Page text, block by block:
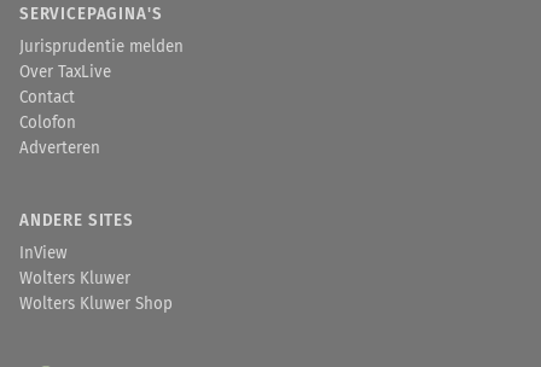
SERVICEPAGINA'S
Jurisprudentie melden
Over TaxLive
Contact
Colofon
Adverteren
ANDERE SITES
InView
Wolters Kluwer
Wolters Kluwer Shop